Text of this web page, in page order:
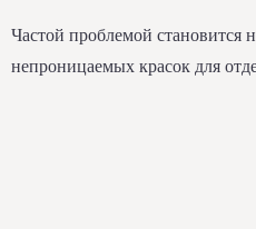
Частой проблемой становится
непроницаемых красок для